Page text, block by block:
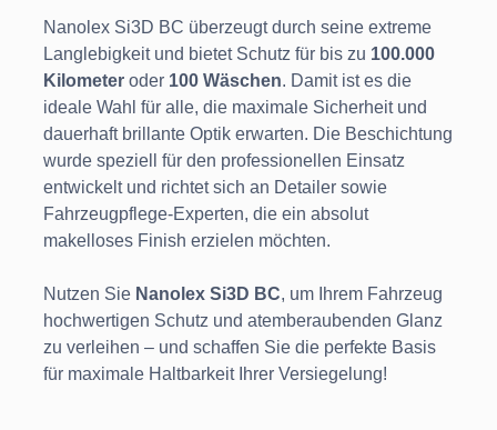
Nanolex Si3D BC überzeugt durch seine extreme
Langlebigkeit und bietet Schutz für bis zu 100.000
Kilometer oder 100 Wäschen. Damit ist es die
ideale Wahl für alle, die maximale Sicherheit und
dauerhaft brillante Optik erwarten. Die Beschichtung
wurde speziell für den professionellen Einsatz
entwickelt und richtet sich an Detailer sowie
Fahrzeugpflege-Experten, die ein absolut
makelloses Finish erzielen möchten.
Nutzen Sie Nanolex Si3D BC, um Ihrem Fahrzeug
hochwertigen Schutz und atemberaubenden Glanz
zu verleihen – und schaffen Sie die perfekte Basis
für maximale Haltbarkeit Ihrer Versiegelung!